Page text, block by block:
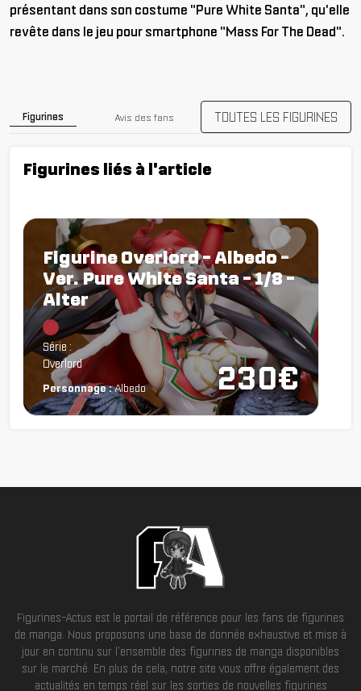
présentant dans son costume "Pure White Santa", qu'elle
revête dans le jeu pour smartphone "Mass For The Dead".
Figurines Avis des fans TOUTES LES FIGURINES
Figurines liés à l'article
230€
Figurine Overlord - Albedo -
Ver. Pure White Santa - 1/8 -
Alter
Chargement...
Série :
Overlord
Personnage : Albedo
Figurines-Actus est le portail de référence pour les fans de figurines
de manga. Nous proposons une base de donnée exhaustive et mise à
jour en continu sur l'ensemble des figurines de manga disponibles
sur le marché. En plus de cela, notre site vous offre également des
actualités en temps réel sur les sorties de nouvelles figurines